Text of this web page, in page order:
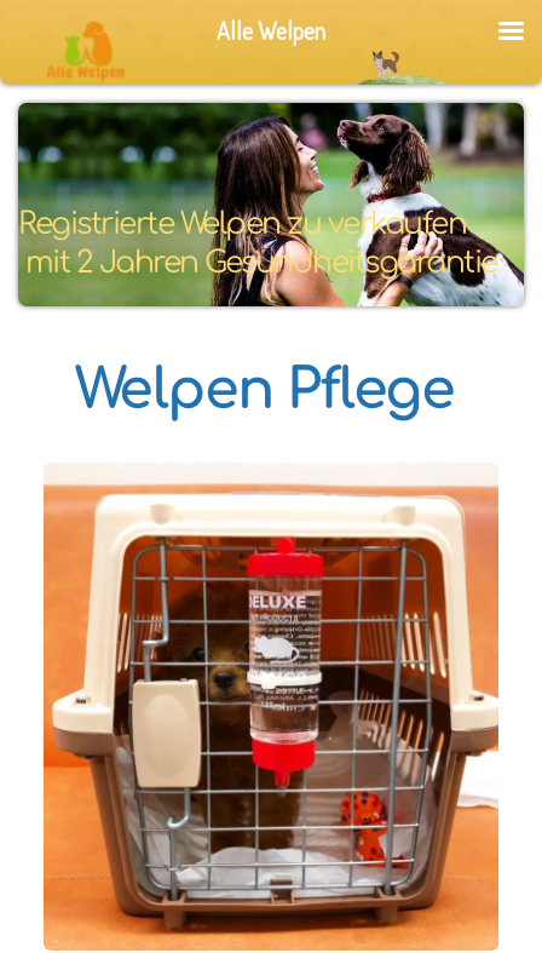
Registrierte Welpen zu verkaufen
mit 2 Jahren Gesundheitsgarantie
Welpen Pflege
Alle Welpen